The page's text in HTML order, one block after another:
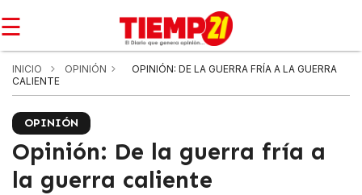
☰
INICIO OPINIÓN
OPINIÓN: DE LA GUERRA FRÍA A LA GUERRA
CALIENTE
OPINIÓN
Opinión: De la guerra fría a
la guerra caliente